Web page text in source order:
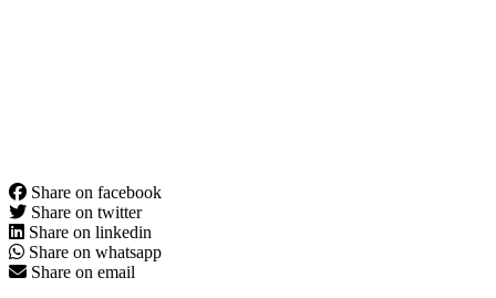
Share on facebook
Share on twitter
Share on linkedin
Share on whatsapp
Share on email